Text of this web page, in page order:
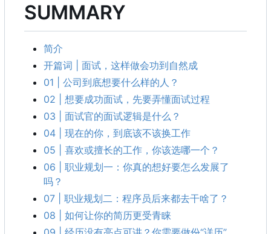
SUMMARY
简介
开篇词 | 面试，这样做会功到自然成
01 | 公司到底想要什么样的人？
02 | 想要成功面试，先要弄懂面试过程
03 | 面试官的面试逻辑是什么？
04 | 现在的你，到底该不该换工作
05 | 喜欢或擅长的工作，你该选哪一个？
06 | 职业规划一：你真的想好要怎么发展了
吗？
07 | 职业规划二：程序员后来都去干啥了？
08 | 如何让你的简历更受青睐